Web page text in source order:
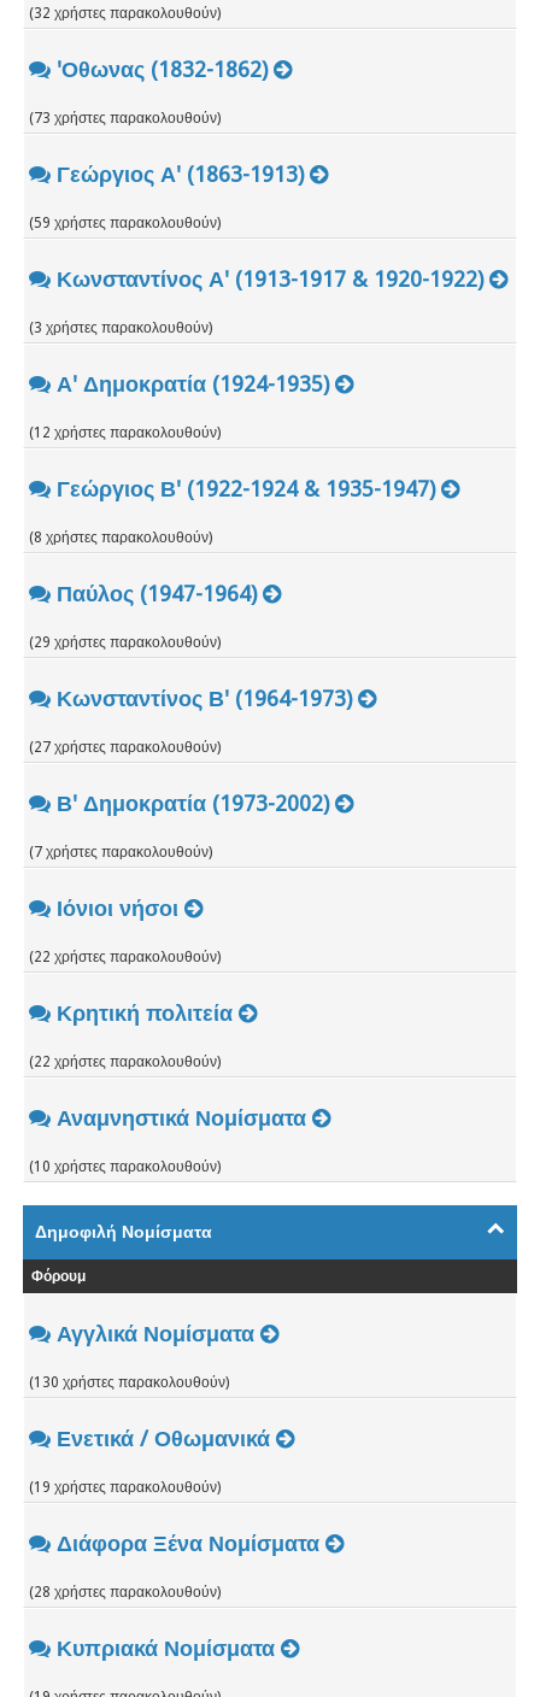
(32 χρήστες παρακολουθούν)
'Οθωνας (1832-1862)
(73 χρήστες παρακολουθούν)
Γεώργιος Α' (1863-1913)
(59 χρήστες παρακολουθούν)
Κωνσταντίνος Α' (1913-1917 & 1920-1922)
(3 χρήστες παρακολουθούν)
Α' Δημοκρατία (1924-1935)
(12 χρήστες παρακολουθούν)
Γεώργιος Β' (1922-1924 & 1935-1947)
(8 χρήστες παρακολουθούν)
Παύλος (1947-1964)
(29 χρήστες παρακολουθούν)
Κωνσταντίνος Β' (1964-1973)
(27 χρήστες παρακολουθούν)
Β' Δημοκρατία (1973-2002)
(7 χρήστες παρακολουθούν)
Ιόνιοι νήσοι
(22 χρήστες παρακολουθούν)
Κρητική πολιτεία
(22 χρήστες παρακολουθούν)
Αναμνηστικά Νομίσματα
(10 χρήστες παρακολουθούν)
Δημοφιλή Νομίσματα
Φόρουμ
Αγγλικά Νομίσματα
(130 χρήστες παρακολουθούν)
Ενετικά / Οθωμανικά
(19 χρήστες παρακολουθούν)
Διάφορα Ξένα Νομίσματα
(28 χρήστες παρακολουθούν)
Κυπριακά Νομίσματα